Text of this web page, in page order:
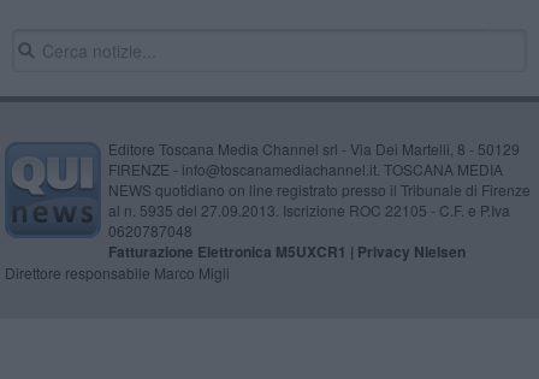
Editore Toscana Media Channel srl - Via Dei Martelli, 8 - 50129
FIRENZE - info@toscanamediachannel.it. TOSCANA MEDIA
NEWS quotidiano on line registrato presso il Tribunale di Firenze
al n. 5935 del 27.09.2013. Iscrizione ROC 22105 - C.F. e P.Iva
0620787048
Fatturazione Elettronica M5UXCR1 | Privacy Nielsen
Direttore responsabile Marco Migli